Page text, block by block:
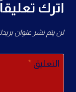
اترك تعليقاً
لن يتم نشر عنوان
التعليق *